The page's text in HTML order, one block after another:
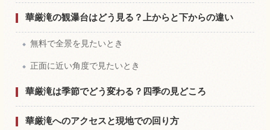
華厳滝の観瀑台はどう見る？上からと下からの違い
無料で全景を見たいとき
正面に近い角度で見たいとき
華厳滝は季節でどう変わる？四季の見どころ
華厳滝へのアクセスと現地での回り方